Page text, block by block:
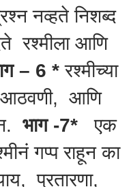
नव्हते निशब्द
रश्मीला आणि
– 6 *रश्मीच्या
आठवणी, आणि
भाग -7*
एक
गप्प राहून का
प्रतारणा,